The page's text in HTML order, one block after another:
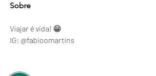
Sobre
Viajar é vida! 😁
IG: @fabioomartins